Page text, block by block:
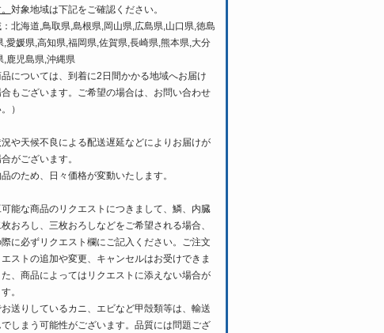
対象地域は下記をご確認ください。
北海道,鳥取県,島根県,岡山県,広島県,山口県,徳島
,愛媛県,高知県,福岡県,佐賀県,長崎県,熊本県,大分
,鹿児島県,沖縄県
については、到着に2日間かかる地域へお届け
もございます。ご希望の場合は、お問い合わせ
）
や天候不良による配送遅延などによりお届けが
がございます。
のため、日々価格が変動いたします。
能な商品のリクエストにつきまして、鱗、内臓
おろし、三枚おろしなどをご希望される場合、
に必ずリクエスト欄にご記入ください。ご注文
ストの追加や変更、キャンセルはお受けできま
、商品によってはリクエストに添えない場合が
。
送りしているカニ、エビなど甲殻類等は、輸送
しまう可能性がございます。品質には問題ござ